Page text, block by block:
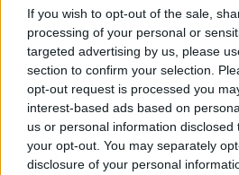
If you wish to opt-out of the sale,
processing of your personal or
targeted advertising by us, please
section to confirm your selection.
opt-out request is processed you
interest-based ads based on
us or personal information
your opt-out. You may separately
disclosure of your personal
Redacción